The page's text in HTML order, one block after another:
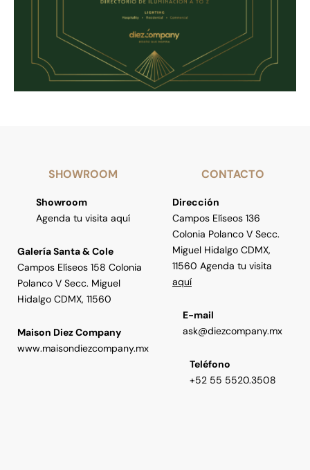
SHOWROOM
Showroom
Agenda tu visita aquí
Galería Santa & Cole
Campos Elíseos 158 Colonia
Polanco V Secc. Miguel
Hidalgo CDMX, 11560
Maison Diez Company
www.maisondiezcompany.mx
CONTACTO
Dirección
Campos Elíseos 136
Colonia Polanco V Secc.
Miguel Hidalgo CDMX,
11560 Agenda tu visita
aquí
E-mail
ask@diezcompany.mx
Teléfono
+52 55 5520.3508